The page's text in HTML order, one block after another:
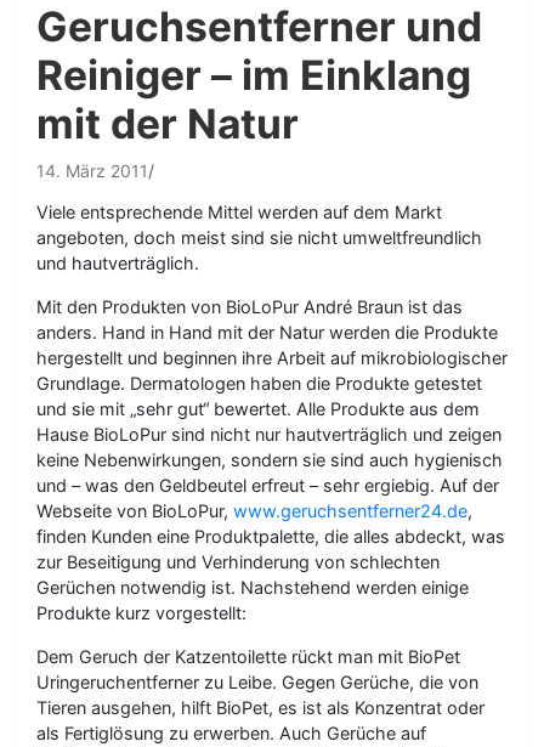
Geruchsentferner und
Reiniger – im Einklang
mit der Natur
14. März 2011
Viele entsprechende Mittel werden auf dem Markt
angeboten, doch meist sind sie nicht umweltfreundlich
und hautverträglich.
Mit den Produkten von BioLoPur André Braun ist das
anders. Hand in Hand mit der Natur werden die Produkte
hergestellt und beginnen ihre Arbeit auf mikrobiologischer
Grundlage. Dermatologen haben die Produkte getestet
und sie mit „sehr gut“ bewertet. Alle Produkte aus dem
Hause BioLoPur sind nicht nur hautverträglich und zeigen
keine Nebenwirkungen, sondern sie sind auch hygienisch
und – was den Geldbeutel erfreut – sehr ergiebig. Auf der
Webseite von BioLoPur, www.geruchsentferner24.de,
finden Kunden eine Produktpalette, die alles abdeckt, was
zur Beseitigung und Verhinderung von schlechten
Gerüchen notwendig ist. Nachstehend werden einige
Produkte kurz vorgestellt:
Dem Geruch der Katzentoilette rückt man mit BioPet
Uringeruchentferner zu Leibe. Gegen Gerüche, die von
Tieren ausgehen, hilft BioPet, es ist als Konzentrat oder
als Fertiglösung zu erwerben. Auch Gerüche auf